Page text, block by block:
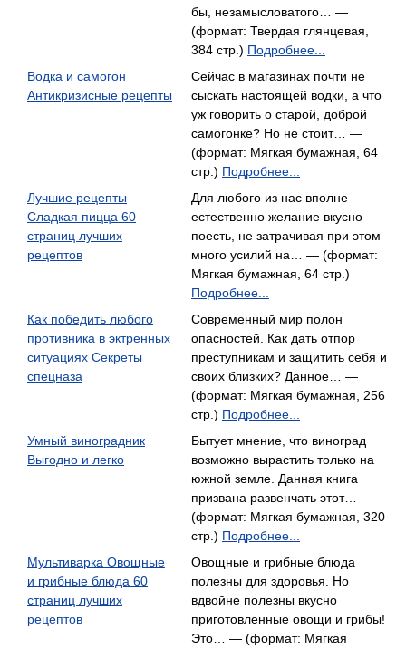
бы, незамысловатого… —
(формат: Твердая глянцевая,
384 стр.) Подробнее...
Водка и самогон
Антикризисные рецепты
Сейчас в магазинах почти не
сыскать настоящей водки, а что
уж говорить о старой, доброй
самогонке? Но не стоит… —
(формат: Мягкая бумажная, 64
стр.) Подробнее...
Лучшие рецепты
Сладкая пицца 60
страниц лучших
рецептов
Для любого из нас вполне
естественно желание вкусно
поесть, не затрачивая при этом
много усилий на… — (формат:
Мягкая бумажная, 64 стр.)
Подробнее...
Как победить любого
противника в эктренных
ситуациях Секреты
спецназа
Современный мир полон
опасностей. Как дать отпор
преступникам и защитить себя и
своих близких? Данное… —
(формат: Мягкая бумажная, 256
стр.) Подробнее...
Умный виноградник
Выгодно и легко
Бытует мнение, что виноград
возможно вырастить только на
южной земле. Данная книга
призвана развенчать этот… —
(формат: Мягкая бумажная, 320
стр.) Подробнее...
Мультиварка Овощные
и грибные блюда 60
страниц лучших
рецептов
Овощные и грибные блюда
полезны для здоровья. Но
вдвойне полезны вкусно
приготовленные овощи и грибы!
Это… — (формат: Мягкая